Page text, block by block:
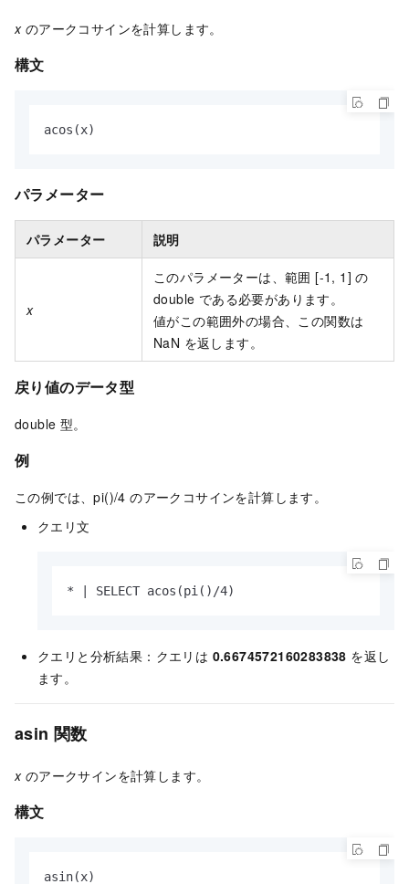
xのアークコサインを計算します。
構文
acos(x)
パラメーター
パラメーター 説明
x
このパラメーターは、範囲 [-1, 1] の
double である必要があります。
値がこの範囲外の場合、この関数は
NaN を返します。
戻り値のデータ型
double 型。
例
この例では、pi()/4 のアークコサインを計算します。
クエリ文
* | SELECT acos(pi()/4)
クエリと分析結果：クエリは 0.6674572160283838 を返し
ます。
asin 関数
xのアークサインを計算します。
構文
asin(x)